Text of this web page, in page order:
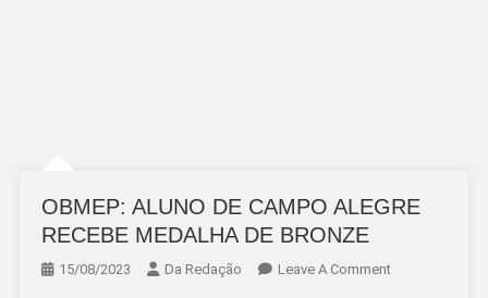
OBMEP: ALUNO DE CAMPO ALEGRE
RECEBE MEDALHA DE BRONZE
15/08/2023 Da Redação Leave A CommentOn